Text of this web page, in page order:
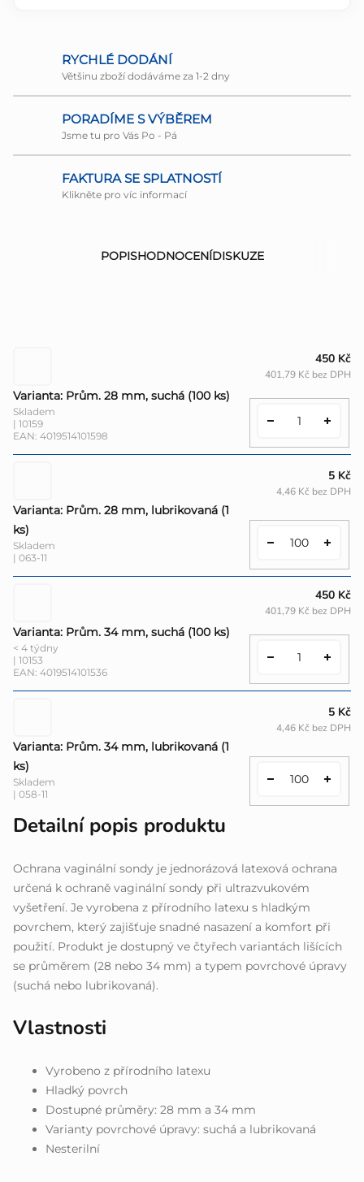
RYCHLÉ DODÁNÍ
Většinu zboží dodáváme za 1-2 dny
PORADÍME S VÝBĚREM
Jsme tu pro Vás Po - Pá
FAKTURA SE SPLATNOSTÍ
Klikněte pro víc informací
POPISHODNOCENÍDISKUZE
Varianta: Prům. 28 mm, suchá (100 ks)
Skladem
| 10159
EAN: 4019514101598
450 Kč
401,79 Kč bez DPH
Varianta: Prům. 28 mm, lubrikovaná (1
ks)
Skladem
| 063-11
5 Kč
4,46 Kč bez DPH
Varianta: Prům. 34 mm, suchá (100 ks)
< 4 týdny
| 10153
EAN: 4019514101536
450 Kč
401,79 Kč bez DPH
Varianta: Prům. 34 mm, lubrikovaná (1
ks)
Skladem
| 058-11
5 Kč
4,46 Kč bez DPH
Detailní popis produktu
Ochrana vaginální sondy je jednorázová latexová ochrana
určená k ochraně vaginální sondy při ultrazvukovém
vyšetření. Je vyrobena z přírodního latexu s hladkým
povrchem, který zajišťuje snadné nasazení a komfort při
použití. Produkt je dostupný ve čtyřech variantách lišících
se průměrem (28 nebo 34 mm) a typem povrchové úpravy
(suchá nebo lubrikovaná).
Vlastnosti
Vyrobeno z přírodního latexu
Hladký povrch
Dostupné průměry: 28 mm a 34 mm
Varianty povrchové úpravy: suchá a lubrikovaná
Nesterilní